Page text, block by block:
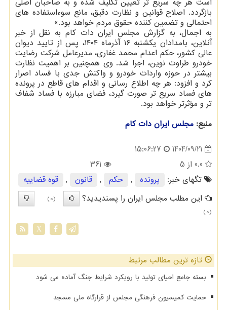
است هر چه سریع تر تعیین تکلیف شده و به صاحبان اصلی
بازگردد. اصلاح قوانین و نظارت دقیق، مانع سوءاستفاده های
احتمالی و تضمین کننده حقوق مردم خواهد بود.»
به اجمال، به گزارش مجلس ایران دات کام به نقل از خبر
آنلاین، بامدادان یکشنبه ۱۶ آذرماه ۱۴۰۴، پس از تایید دیوان
عالی کشور، حکم اعدام محمد غفاری، مدیرعامل شرکت رضایت
خودرو طراوت نوین، اجرا شد. وی همچنین بر اهمیت نظارت
بیشتر در حوزه واردات خودرو و واکنش جدی با فساد اصرار
کرد و افزود: هر چه اطلاع رسانی و اقدام های قاطع در پرونده
های فساد سریع تر صورت گیرد، فضای مبارزه با فساد شفاف
تر و مؤثرتر خواهد بود.
منبع: مجلس ایران دات كام
1404/09/21
15:06:27
0.0 از 5
361
تگهای خبر:
پرونده , حكم , قانون ,
قوه قضاییه
این مطلب مجلس ایران را پسندیدید؟
(0)
(0)
X
تازه ترین مطالب مرتبط
بسته جامع احیای تولید با رویکرد شرایط جنگ آماده می شود
حمایت کمیسیون فرهنگی مجلس از قرارگاه ملی مسجد